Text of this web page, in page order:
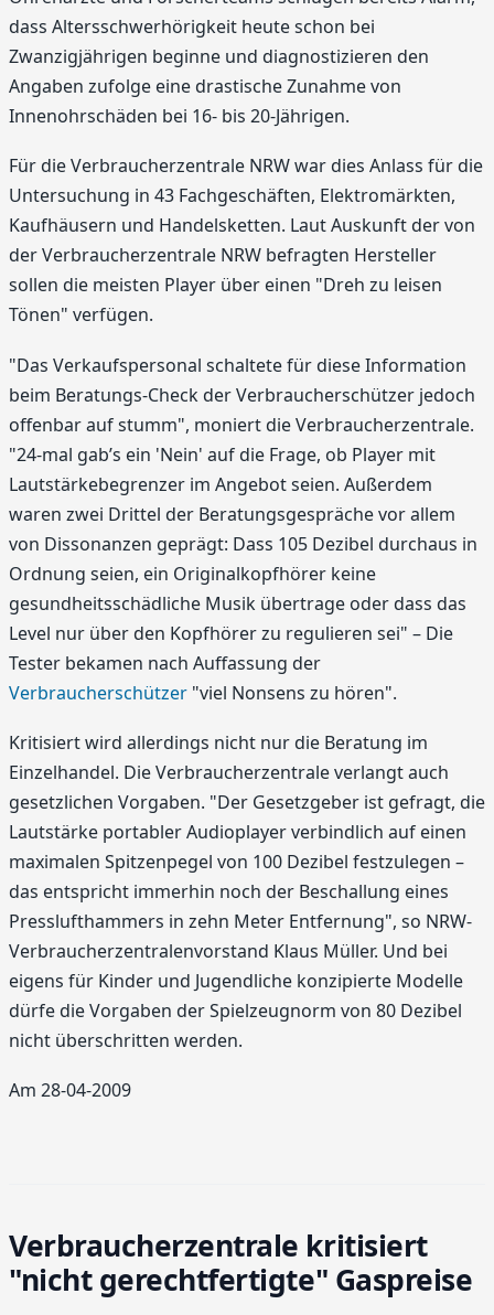
dass Altersschwerhörigkeit heute schon bei
Zwanzigjährigen beginne und diagnostizieren den
Angaben zufolge eine drastische Zunahme von
Innenohrschäden bei 16- bis 20-Jährigen.
Für die Verbraucherzentrale NRW war dies Anlass für die
Untersuchung in 43 Fachgeschäften, Elektromärkten,
Kaufhäusern und Handelsketten. Laut Auskunft der von
der Verbraucherzentrale NRW befragten Hersteller
sollen die meisten Player über einen "Dreh zu leisen
Tönen" verfügen.
"Das Verkaufspersonal schaltete für diese Information
beim Beratungs-Check der Verbraucherschützer jedoch
offenbar auf stumm", moniert die Verbraucherzentrale.
"24-mal gab’s ein 'Nein' auf die Frage, ob Player mit
Lautstärkebegrenzer im Angebot seien. Außerdem
waren zwei Drittel der Beratungsgespräche vor allem
von Dissonanzen geprägt: Dass 105 Dezibel durchaus in
Ordnung seien, ein Originalkopfhörer keine
gesundheitsschädliche Musik übertrage oder dass das
Level nur über den Kopfhörer zu regulieren sei" – Die
Tester bekamen nach Auffassung der
Verbraucherschützer "viel Nonsens zu hören".
Kritisiert wird allerdings nicht nur die Beratung im
Einzelhandel. Die Verbraucherzentrale verlangt auch
gesetzlichen Vorgaben. "Der Gesetzgeber ist gefragt, die
Lautstärke portabler Audioplayer verbindlich auf einen
maximalen Spitzenpegel von 100 Dezibel festzulegen –
das entspricht immerhin noch der Beschallung eines
Presslufthammers in zehn Meter Entfernung", so NRW-
Verbraucherzentralenvorstand Klaus Müller. Und bei
eigens für Kinder und Jugendliche konzipierte Modelle
dürfe die Vorgaben der Spielzeugnorm von 80 Dezibel
nicht überschritten werden.
Am 28-04-2009
Verbraucherzentrale kritisiert
"nicht gerechtfertigte" Gaspreise